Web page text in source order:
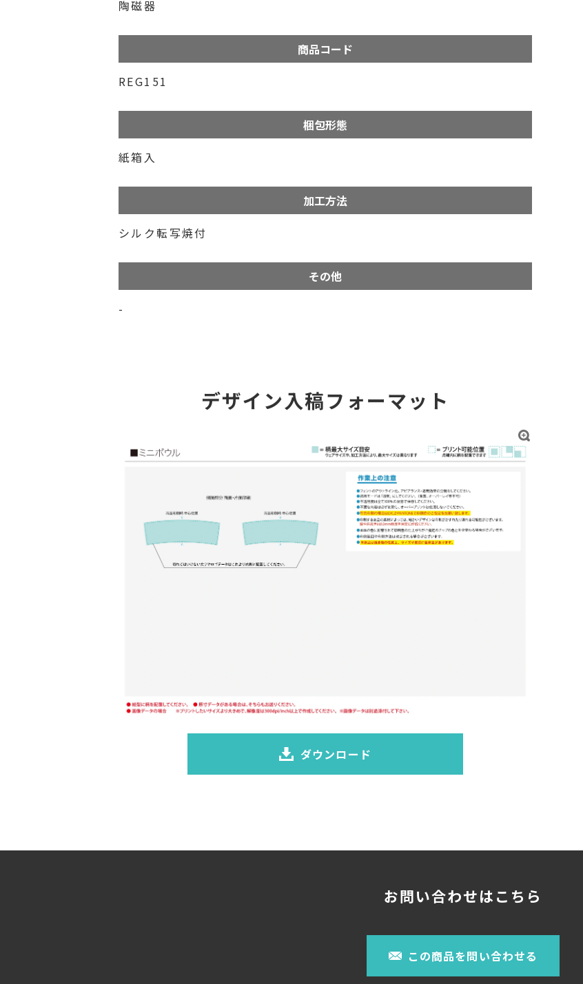
陶磁器
商品コード
REG151
梱包形態
紙箱入
加工方法
シルク転写焼付
その他
-
デザイン入稿フォーマット
ダウンロード
お問い合わせはこちら
この商品を問い合わせる